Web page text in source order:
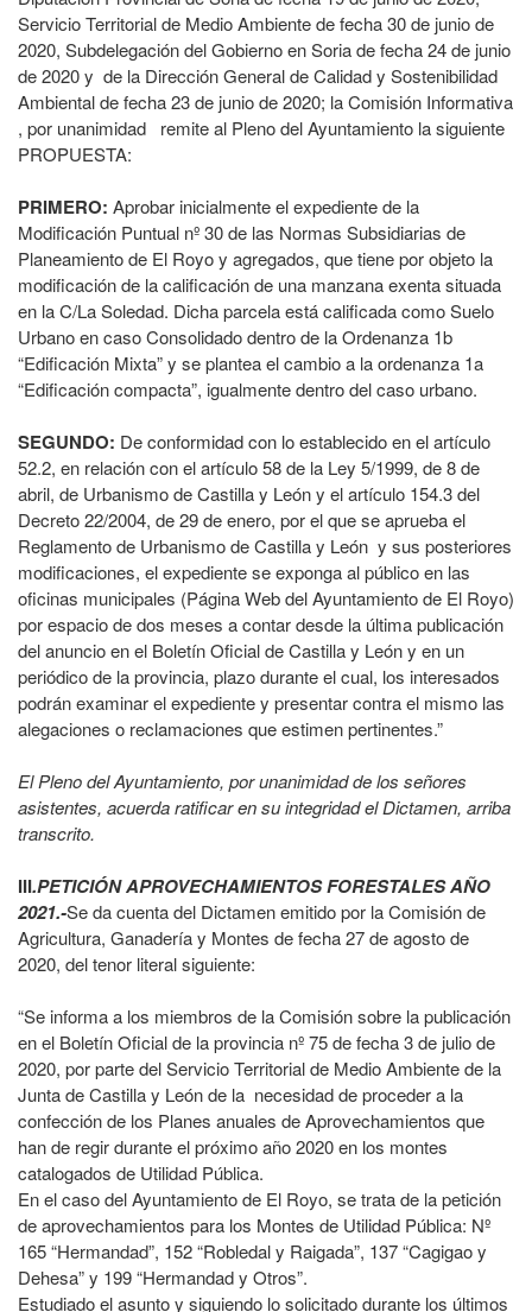
Servicio Territorial de Medio Ambiente de fecha 30 de junio de
2020, Subdelegación del Gobierno en Soria de fecha 24 de junio
de 2020 y de la Dirección General de Calidad y Sostenibilidad
Ambiental de fecha 23 de junio de 2020; la Comisión Informativa
, por unanimidad remite al Pleno del Ayuntamiento la siguiente
PROPUESTA:
PRIMERO: Aprobar inicialmente el expediente de la
Modificación Puntual nº 30 de las Normas Subsidiarias de
Planeamiento de El Royo y agregados, que tiene por objeto la
modificación de la calificación de una manzana exenta situada
en la C/La Soledad. Dicha parcela está calificada como Suelo
Urbano en caso Consolidado dentro de la Ordenanza 1b
“Edificación Mixta” y se plantea el cambio a la ordenanza 1a
“Edificación compacta”, igualmente dentro del caso urbano.
SEGUNDO: De conformidad con lo establecido en el artículo
52.2, en relación con el artículo 58 de la Ley 5/1999, de 8 de
abril, de Urbanismo de Castilla y León y el artículo 154.3 del
Decreto 22/2004, de 29 de enero, por el que se aprueba el
Reglamento de Urbanismo de Castilla y León y sus posteriores
modificaciones, el expediente se exponga al público en las
oficinas municipales (Página Web del Ayuntamiento de El Royo)
por espacio de dos meses a contar desde la última publicación
del anuncio en el Boletín Oficial de Castilla y León y en un
periódico de la provincia, plazo durante el cual, los interesados
podrán examinar el expediente y presentar contra el mismo las
alegaciones o reclamaciones que estimen pertinentes.”
El Pleno del Ayuntamiento, por unanimidad de los señores
asistentes, acuerda ratificar en su integridad el Dictamen, arriba
transcrito.
III.PETICIÓN APROVECHAMIENTOS FORESTALES AÑO
2021.-Se da cuenta del Dictamen emitido por la Comisión de
Agricultura, Ganadería y Montes de fecha 27 de agosto de
2020, del tenor literal siguiente:
“Se informa a los miembros de la Comisión sobre la publicación
en el Boletín Oficial de la provincia nº 75 de fecha 3 de julio de
2020, por parte del Servicio Territorial de Medio Ambiente de la
Junta de Castilla y León de la necesidad de proceder a la
confección de los Planes anuales de Aprovechamientos que
han de regir durante el próximo año 2020 en los montes
catalogados de Utilidad Pública.
En el caso del Ayuntamiento de El Royo, se trata de la petición
de aprovechamientos para los Montes de Utilidad Pública: Nº
165 “Hermandad”, 152 “Robledal y Raigada”, 137 “Cagigao y
Dehesa” y 199 “Hermandad y Otros”.
Estudiado el asunto y siguiendo lo solicitado durante los últimos